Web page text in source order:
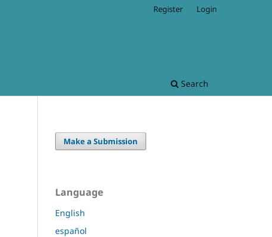
Search
Register Login
Make a Submission
Language
English
español